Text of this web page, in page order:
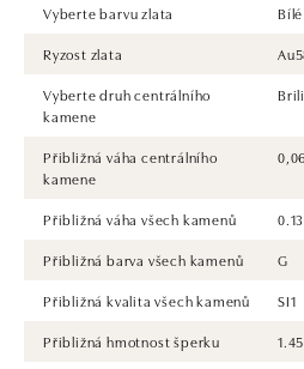
Vyberte barvu zlata
Bílé
Ryzost zlata
Vyberte druh centrálního
kamene
Přibližná váha centrálního
kamene
Přibližná váha všech kamenů
Přibližná barva všech kamenů
G
Přibližná kvalita všech kamenů
SI1
Přibližná hmotnost šperku